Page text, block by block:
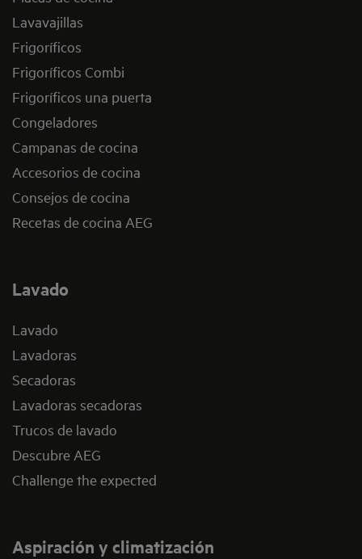
Lavavajillas
Frigoríficos
Frigoríficos Combi
Frigoríficos una puerta
Congeladores
Campanas de cocina
Accesorios de cocina
Consejos de cocina
Recetas de cocina AEG
Lavado
Lavado
Lavadoras
Secadoras
Lavadoras secadoras
Trucos de lavado
Descubre AEG
Challenge the expected
Aspiración y climatización